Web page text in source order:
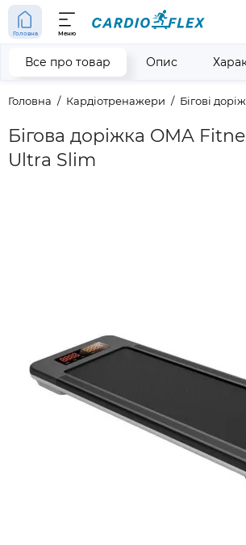
Головна Меню
Головна Кардіотренажери Бігові
Бігова доріжка OMA
Ultra Slim
Все про товар Опис